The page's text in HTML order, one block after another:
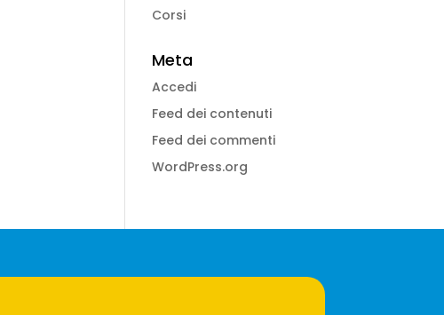
Corsi
Meta
Accedi
Feed dei contenuti
Feed dei commenti
WordPress.org